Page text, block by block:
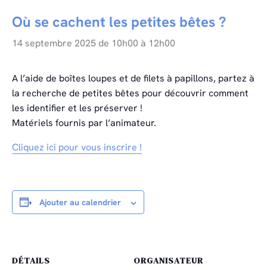
Où se cachent les petites bêtes ?
14 septembre 2025 de 10h00 à 12h00
A l’aide de boîtes loupes et de filets à papillons, partez à
la recherche de petites bêtes pour découvrir comment
les identifier et les préserver !
Matériels fournis par l’animateur.
Cliquez ici pour vous inscrire !
Ajouter au calendrier
DÉTAILS ORGANISATEUR